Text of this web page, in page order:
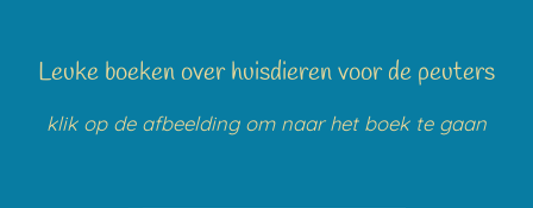
Leuke boeken over huisdieren voor de peuters
klik op de afbeelding om naar het boek te gaan